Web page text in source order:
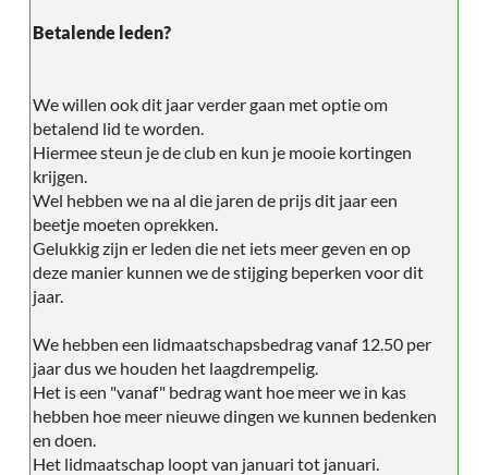
Betalende leden?
We willen ook dit jaar verder gaan met optie om
betalend lid te worden.
Hiermee steun je de club en kun je mooie kortingen
krijgen.
Wel hebben we na al die jaren de prijs dit jaar een
beetje moeten oprekken.
Gelukkig zijn er leden die net iets meer geven en op
deze manier kunnen we de stijging beperken voor dit
jaar.
We hebben een lidmaatschapsbedrag vanaf 12.50 per
jaar dus we houden het laagdrempelig.
Het is een "vanaf" bedrag want hoe meer we in kas
hebben hoe meer nieuwe dingen we kunnen bedenken
en doen.
Het lidmaatschap loopt van januari tot januari.